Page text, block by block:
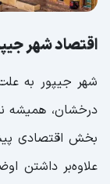
اقتصاد شهر
شهر جیپور به
درخشان، همیشه
بخش اقتصادی
علاوه‌بر داشتن